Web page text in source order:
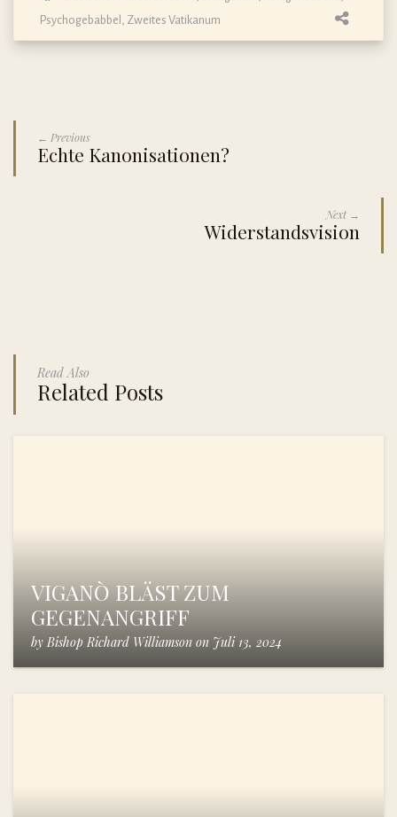
Psychogebabbel Zweites Vatikanum
← Previous
Echte Kanonisationen?
Next →
Widerstandsvision
Read Also
Related Posts
VIGANÒ BLÄST ZUM
GEGENANGRIFF
by Bishop Richard Williamson on Juli 13, 2024